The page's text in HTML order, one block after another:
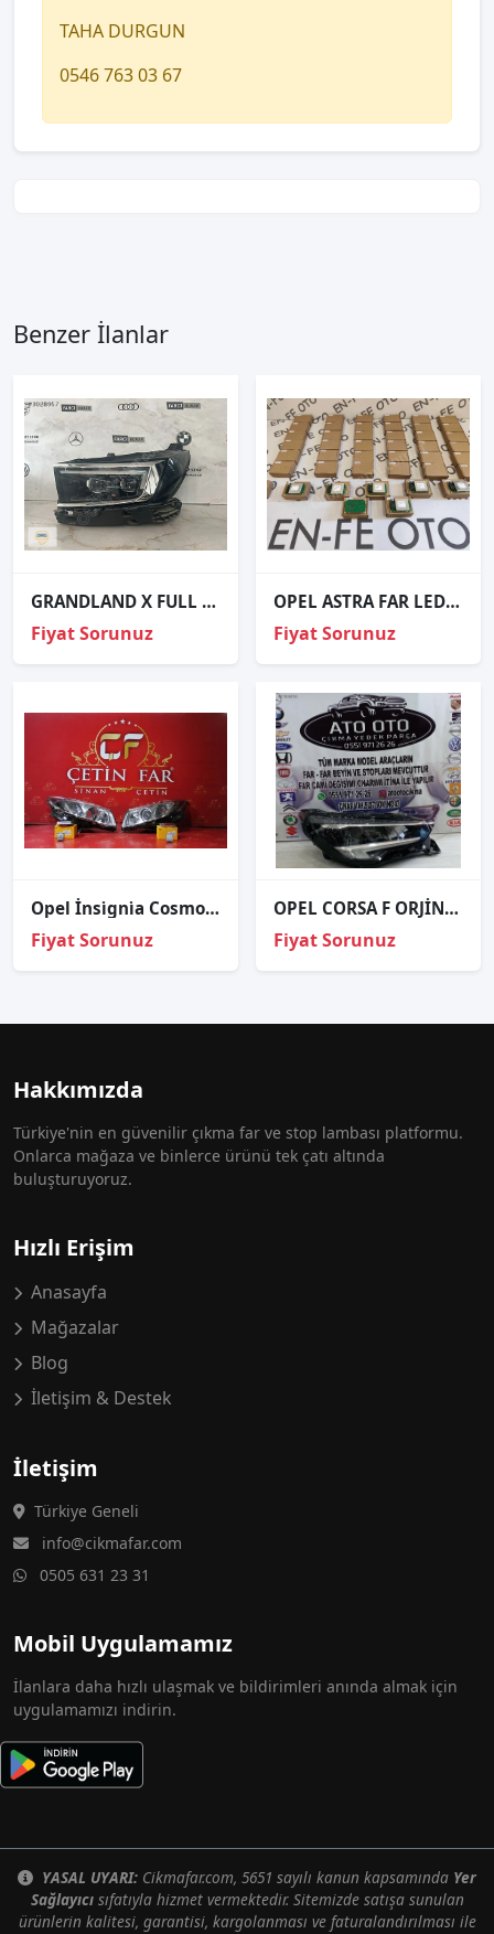
TAHA DURGUN
0546 763 03 67
Benzer İlanlar
GRANDLAND X FULL LED SOL FAR ORJİNAL
Fiyat Sorunuz
OPEL ASTRA FAR LED KARTI BEYNİ SIFIR 177310-30 AA
Fiyat Sorunuz
Opel İnsi̇gni̇a Cosmo Xenon Sağ Sol Far Hatasiz 1zt009631-31 1zt009631-31
Fiyat Sorunuz
OPEL CORSA F ORJİNAL ÇIKMA SAĞ FAR
Fiyat Sorunuz
Hakkımızda
Türkiye'nin en güvenilir çıkma far ve stop lambası platformu.
Onlarca mağaza ve binlerce ürünü tek çatı altında
buluşturuyoruz.
Hızlı Erişim
Anasayfa
Mağazalar
Blog
İletişim & Destek
İletişim
Türkiye Geneli
info@cikmafar.com
0505 631 23 31
Mobil Uygulamamız
İlanlara daha hızlı ulaşmak ve bildirimleri anında almak için
uygulamamızı indirin.
YASAL UYARI: Cikmafar.com, 5651 sayılı kanun kapsamında Yer
Sağlayıcısıfatıyla hizmet vermektedir. Sitemizde satışa sunulan
ürünlerin kalitesi, garantisi, kargolanması ve faturalandırılması ile